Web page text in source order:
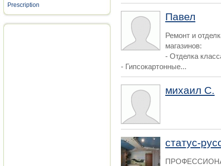
Prescription
Павел
Ремонт и
магазинов:
- Отделка
- Гипсокартонные...
михаил С.
статус-